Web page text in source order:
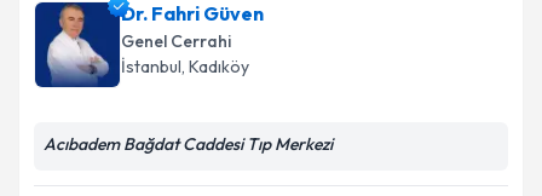
Dr. Fahri Güven
Genel Cerrahi
İstanbul, Kadıköy
Acıbadem Bağdat Caddesi Tıp Merkezi